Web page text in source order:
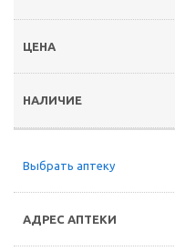
Выбрать аптеку